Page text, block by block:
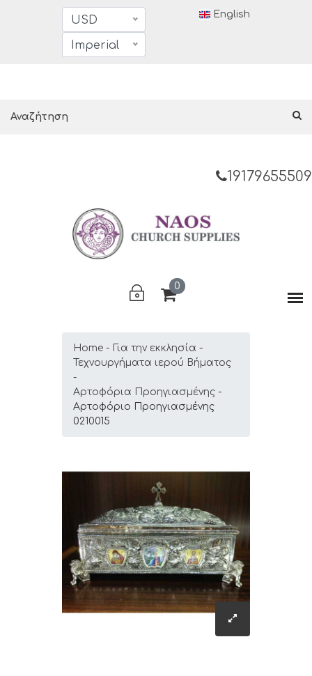
USD
Imperial
English
19179655509
0
Home
Για την εκκλησία
Τεχνουργήματα ιερού Βήματος
Αρτοφόρια Προηγιασμένης
Αρτοφόριο Προηγιασμένης
0210015